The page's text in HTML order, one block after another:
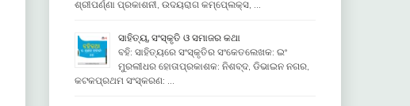
ଶ୍ରୀପର୍ଣ୍ଣା ପ୍ରକାଶନୀ, ଉଦୟରାଗ କମ୍ପେ୍ଲକ୍ସ, …
ସାହିତ୍ୟ, ସଂସ୍କୃତି ଓ ସମାଜର କଥା
ବହି: ସାହିତ୍ୟରେ ସଂସ୍କୃତିର ସଂକେତଲେଖକ: ଇଂ
ମୁରଲୀଧର ହୋତାପ୍ରକାଶକ: ନିଶବ୍ଦ, ଡିଭାଇନ ନଗର,
କଟକପ୍ରଥମ ସଂସ୍କରଣ: …